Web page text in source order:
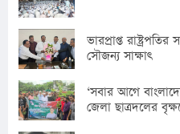
ভারপ্রাপ্ত
সৌজন্য সাক্ষাৎ
‘সবার আগে
জেলা ছাত্রদলের